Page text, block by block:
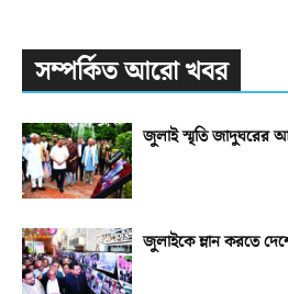
সম্পর্কিত আরো খবর
জুলাই স্মৃতি জাদুঘরের
জুলাইকে ম্লান করতে